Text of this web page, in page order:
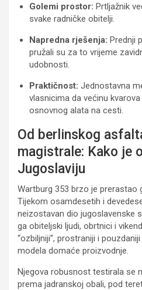
Golemi prostor: Prtljažnik
svake radničke obitelji.
Napredna rješenja: Prednji
pružali su za to vrijeme
udobnosti.
Praktičnost: Jednostavna
vlasnicima da većinu
osnovnog alata na cesti.
Od berlinskog
magistrale: Kako je
Jugoslaviju
Wartburg 353 brzo je prerastao
Tijekom osamdesetih i
neizostavan dio jugoslavenske
ga obiteljski ljudi, obrtnici i
“ozbiljniji”, prostraniji i
modela domaće proizvodnje.
Njegova robusnost testirala se
prema jadranskoj obali, pod